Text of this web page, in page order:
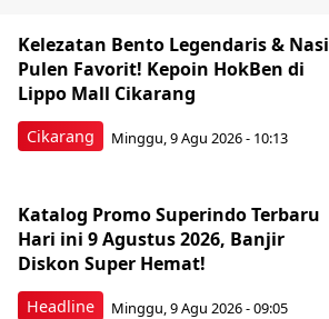
Cikarang
Kelezatan Bento Legendaris & Nasi
Pulen Favorit! Kepoin HokBen di
Lippo Mall Cikarang
Minggu, 9 Agu 2026 - 10:13
Headline
Katalog Promo Superindo Terbaru
Hari ini 9 Agustus 2026, Banjir
Diskon Super Hemat!
Minggu, 9 Agu 2026 - 09:05